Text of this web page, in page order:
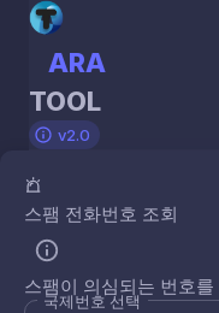
ARA
TOOL
v2.0
스팸 전화번호 조회
스팸이 의심되는 번호
국제번호 선택